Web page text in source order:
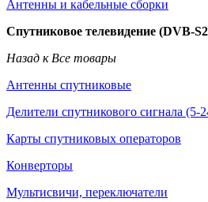
Антенны и кабельные сборки
Спутниковое телевидение (DVB-
Назад к Все товары
Антенны спутниковые
Делители спутникового сигнала (5-
Карты спутниковых операторов
Конверторы
Мультисвичи, переключатели